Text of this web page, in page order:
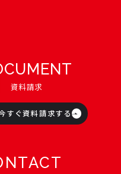
資料請求
すぐ資料請求する